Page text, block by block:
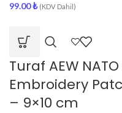
99.00₺ (KDV Dahil)
Turaf AEW NATO
Embroidery
– 9×10 cm